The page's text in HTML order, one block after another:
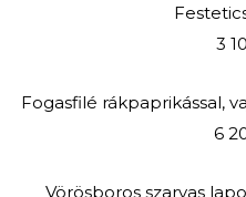
3
Fogasfilé rákpaprikással,
6
Vörösboros szarvas